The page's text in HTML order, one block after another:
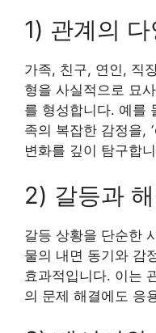
1) 관계의
가족, 친구, 연인, 직
형을 사실적으로 묘
를 형성합니다. 예를
족의 복잡한 감정을,
변화를 깊이 탐구합
2) 갈등과
갈등 상황을 단순한
물의 내면 동기와 감
효과적입니다. 이는
의 문제 해결에도 응